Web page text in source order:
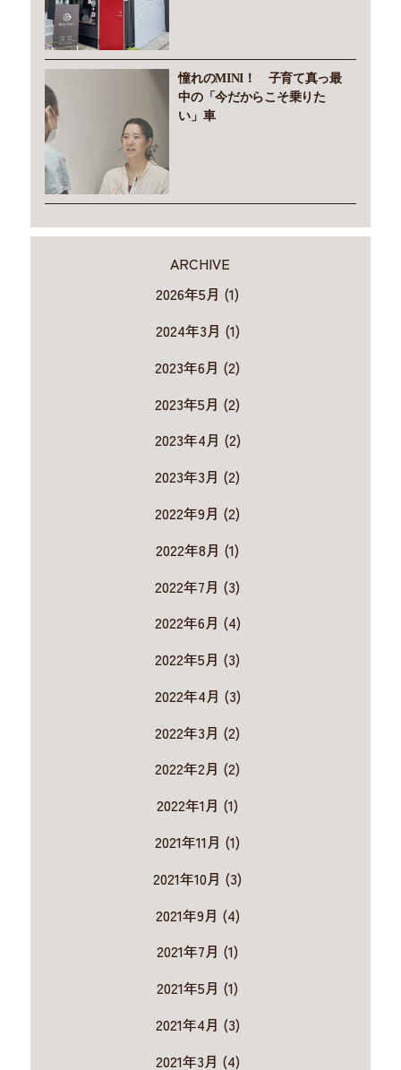
憧れのMINI！ 子育て真っ最
中の「今だからこそ乗りた
い」車
ARCHIVE
2026年5月 (1)
2024年3月 (1)
2023年6月 (2)
2023年5月 (2)
2023年4月 (2)
2023年3月 (2)
2022年9月 (2)
2022年8月 (1)
2022年7月 (3)
2022年6月 (4)
2022年5月 (3)
2022年4月 (3)
2022年3月 (2)
2022年2月 (2)
2022年1月 (1)
2021年11月 (1)
2021年10月 (3)
2021年9月 (4)
2021年7月 (1)
2021年5月 (1)
2021年4月 (3)
2021年3月 (4)